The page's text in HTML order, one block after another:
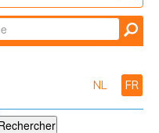
NL FR